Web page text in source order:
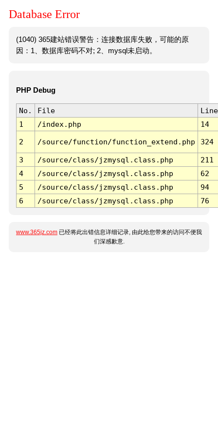
Database Error
(1040) 365建站错误警告：连接数据库失败，可能的原
因：1、数据库密码不对; 2、mysql未启动。
PHP Debug
No. File
Line
1
/index.php 14
2 /source/function/function_extend.php 324
3 /source/class/jzmysql.class.php
211
4
/source/class/jzmysql.class.php
62
5
/source/class/jzmysql.class.php
94
6
/source/class/jzmysql.class.php 76
www.365jz.com 已经将此出错信息详细记录, 由此给您带来的访问不便我
们深感歉意.